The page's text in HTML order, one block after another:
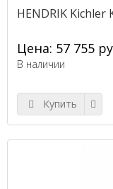
HENDRIK Kichler
Цена: 57 755
В наличии
Купить